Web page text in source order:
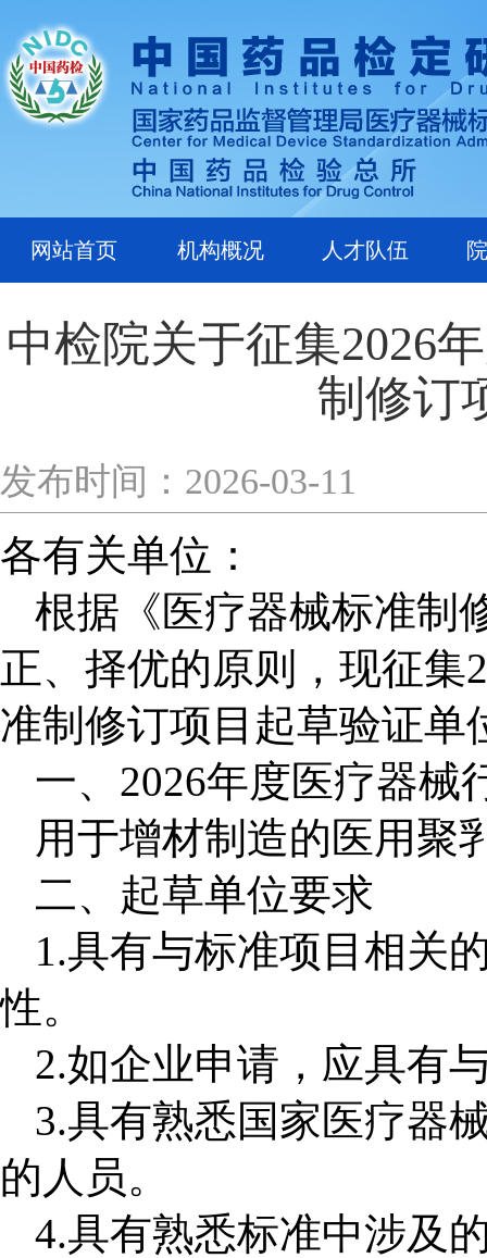
网站首页 机构概况 人才队伍
中检院关于征集2026
制修订
发布时间：2026-03-11
各有关单位：
根据《医疗器械标准制
正、择优的原则，现征集
准制修订项目起草验证单
一、 2026年度医疗器械
用于增材制造的医用聚
二、起草单位要求
1.具有与标准项目相关
性。
2.如企业申请，应具有
3.具有熟悉国家医疗器
的人员。
4.具有熟悉标准中涉及